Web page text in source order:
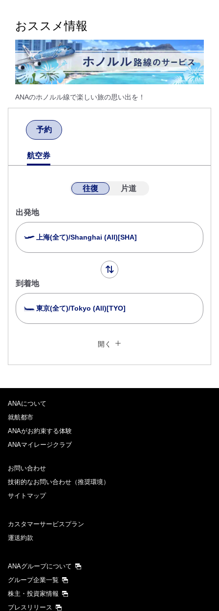
おススメ情報
ANAのホノルル線で楽しい旅の思い出を！
予約
航空券
往復 片道
出発地
上海(全て)/Shanghai (All)[SHA]
到着地
東京(全て)/Tokyo (All)[TYO]
運賃タイプ指定なし
往路出発日および時間帯
日付を選択
経由地および乗り継ぎ所要時間を追加する
復路出発日および時間帯
時間帯指定なし
経由地および乗り継ぎ所要時間を追加する
開く
ANAについて
就航都市
ANAがお約束する体験
ANAマイレージクラブ
お問い合わせ
技術的なお問い合わせ（推奨環境）
サイトマップ
カスタマーサービスプラン
運送約款
ANAグループについて
グループ企業一覧
株主・投資家情報
プレスリリース